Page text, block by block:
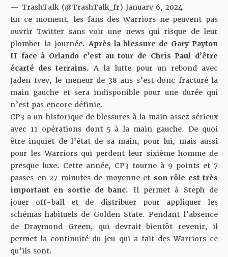
— TrashTalk (@TrashTalk_fr) January 6, 2024
En ce moment, les fans des Warriors ne peuvent pas
ouvrir Twitter sans voir une news qui risque de leur
plomber la journée. Après la blessure de Gary Payton
II face à Orlando c’est au tour de Chris Paul d’être
écarté des terrains.A la lutte pour un rebond avec
Jaden Ivey, le meneur de 38 ans s’est donc fracturé la
main gauche et sera indisponible pour une durée qui
n’est pas encore définie.
CP3 a un historique de blessures à la main assez sérieux
avec 11 opérations dont 5 à la main gauche. De quoi
être inquiet de l’état de sa main, pour lui, mais aussi
pour les Warriors qui perdent leur sixième homme de
presque luxe. Cette année, CP3 tourne à 9 points et 7
passes en 27 minutes de moyenne et son rôle est très
important en sortie de banc. Il permet à Steph de
jouer off-ball et de distribuer pour appliquer les
schémas habituels de Golden State. Pendant l’absence
de Draymond Green, qui devrait bientôt revenir, il
permet la continuité du jeu qui a fait des Warriors ce
qu’ils sont.